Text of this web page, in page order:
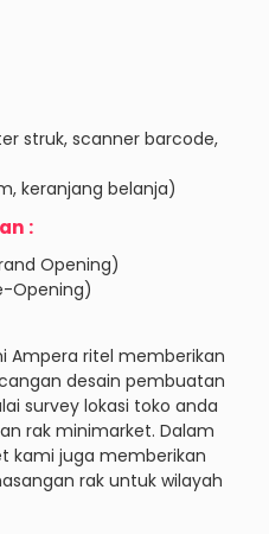
struk, scanner barcode,
keranjang belanja)
:
Opening)
Opening)
Ampera ritel memberikan
desain pembuatan
survey lokasi toko anda
rak minimarket. Dalam
kami juga memberikan
rak untuk wilayah